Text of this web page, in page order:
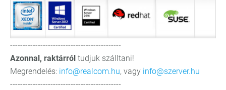
--------------------------------------------
Azonnal, raktárról tudjuk szálltani!
Megrendelés: info@realcom.hu, vagy info@szerver.hu
--------------------------------------------